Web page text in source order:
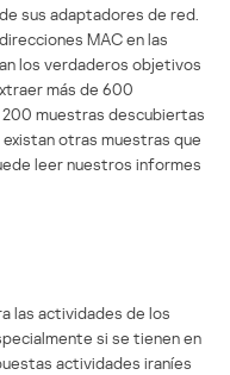
sus adaptadores de red.
MAC en las
los verdaderos objetivos
más de 600
muestras descubiertas
otras muestras que
leer nuestros informes
las actividades de los
si se tienen en
actividades iraníes